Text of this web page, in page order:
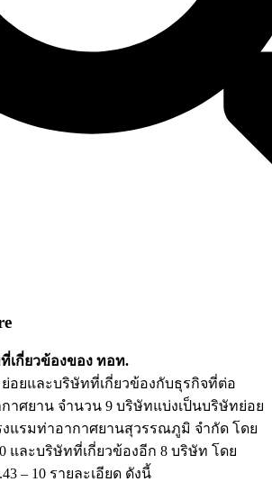
เกี่ยวข้องของ ทอท.
อยและบริษัทที่เกี่ยวข้องกับธุรกิจที่ต่อ
าศยาน จำนวน 9 บริษัทแบ่งเป็นบริษัทย่อย
แรมท่าอากาศยานสุวรรณภูมิ จำกัด โดย
และบริษัทที่เกี่ยวข้องอีก 8 บริษัท โดย
– 10 รายละเอียด ดังนี้